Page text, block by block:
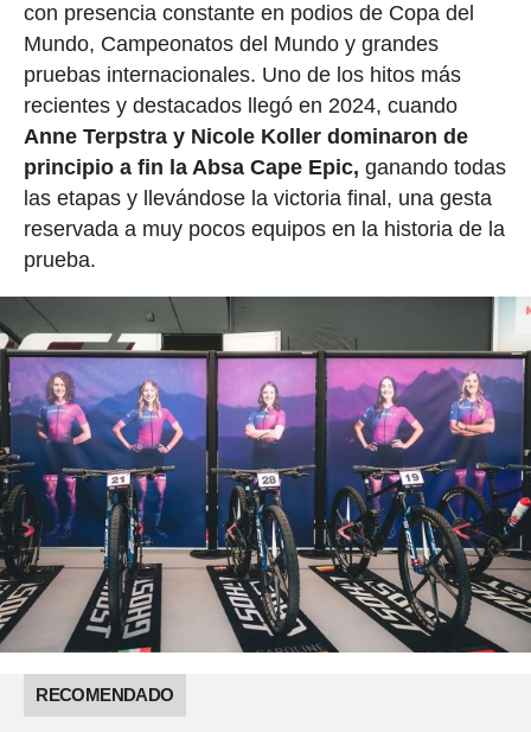
con presencia constante en podios de Copa del
Mundo, Campeonatos del Mundo y grandes
pruebas internacionales. Uno de los hitos más
recientes y destacados llegó en 2024, cuando
Anne Terpstra y Nicole Koller dominaron de
principio a fin la Absa Cape Epic, ganando todas
las etapas y llevándose la victoria final, una gesta
reservada a muy pocos equipos en la historia de la
prueba.
RECOMENDADO